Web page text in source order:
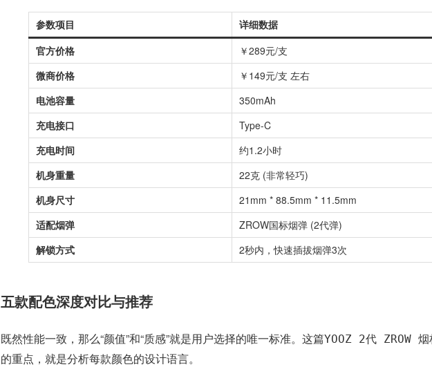
参数项目
详细数据
官方价格
￥289元/支
微商价格
￥149元/支 左右
电池容量
350mAh
充电接口
Type-C
充电时间
约1.2小时
机身重量
22克 (非常轻巧)
机身尺寸
21mm * 88.5mm * 11.5mm
适配烟弹
ZROW国标烟弹 (2代弹)
解锁方式
2秒内，快速插拔烟弹3次
五款配色深度对比与推荐
既然性能一致，那么“颜值”和“质感”就是用户选择的唯一标准。这篇YOOZ 2代 ZROW 烟
的重点，就是分析每款颜色的设计语言。